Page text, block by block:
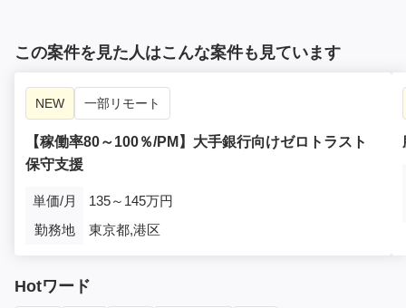
この案件を見た人はこんな案件も見ています
NEW 一部リモート
【稼働率80～100％/PM】大手銀行向けゼロトラスト
保守支援
単価/月
135～145万円
勤務地
東京都,港区
Hotワード